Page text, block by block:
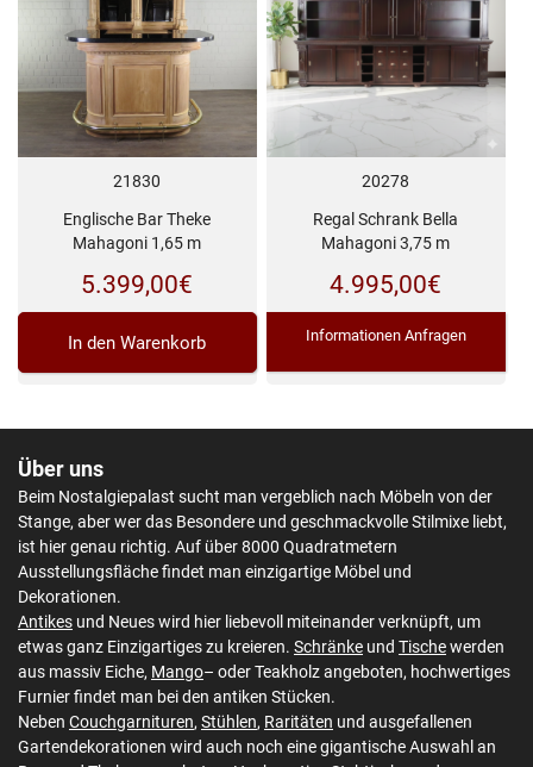
21830
Englische Bar Theke
Mahagoni 1,65 m
5.399,00€
In den Warenkorb
20278
Regal Schrank Bella
Mahagoni 3,75 m
4.995,00€
Informationen Anfragen
Über uns
Beim Nostalgiepalast sucht man vergeblich nach Möbeln von der
Stange, aber wer das Besondere und geschmackvolle Stilmixe liebt,
ist hier genau richtig. Auf über 8000 Quadratmetern
Ausstellungsfläche findet man einzigartige Möbel und
Dekorationen.
Antikes und Neues wird hier liebevoll miteinander verknüpft, um
etwas ganz Einzigartiges zu kreieren. Schränke und Tischewerden
aus massiv Eiche, Mango– oder Teakholz angeboten, hochwertiges
Furnier findet man bei den antiken Stücken.
Neben Couchgarnituren, Stühlen, Raritäten und ausgefallenen
Gartendekorationen wird auch noch eine gigantische Auswahl an